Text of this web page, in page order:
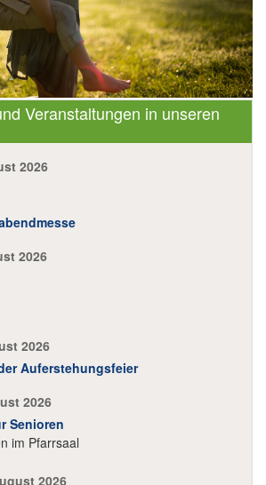
Veranstaltungen in unseren
2026
2026
2026
Auferstehungsfeier
2026
Senioren
im Pfarrsaal
2026